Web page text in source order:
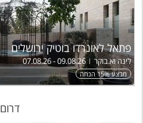
פתאל לאונרדו בוטיק ירושלים
לינה וא.בוקר 07.08.26 - 09.08.26
מבצע 15% הנחה
דרום